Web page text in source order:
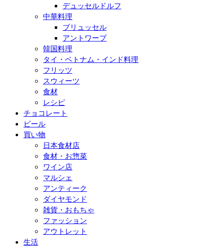
デュッセルドルフ
中華料理
ブリュッセル
アントワープ
韓国料理
タイ・ベトナム・インド料理
フリッツ
スウィーツ
食材
レシピ
チョコレート
ビール
買い物
日本食材店
食材・お惣菜
ワイン店
マルシェ
アンティーク
ダイヤモンド
雑貨・おもちゃ
ファッション
アウトレット
生活